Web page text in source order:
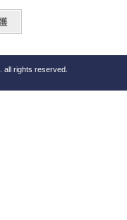
all rights reserved.